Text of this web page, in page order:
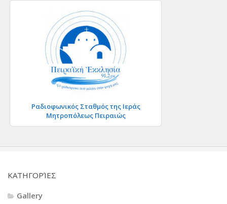
Ραδιοφωνικός Σταθμός της Ιεράς
Μητροπόλεως Πειραιώς
KΑΤΗΓΟΡΊΕΣ
Gallery